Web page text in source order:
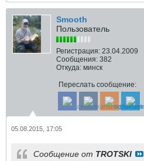
Smooth
Пользователь
Регистрация: 23.04.2009
Сообщения: 382
Откуда: минск
Переслать сообщение:
05.08.2015, 17:05
Сообщение от TROTSKI